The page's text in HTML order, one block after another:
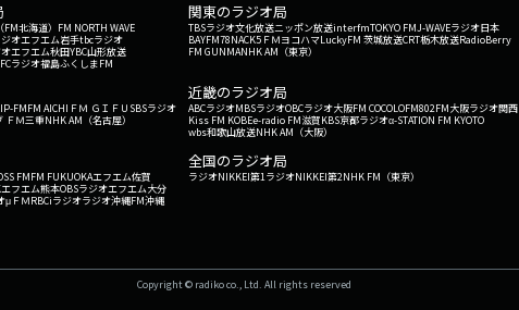
北海道） FM NORTH WAVE
オエフエム岩手tbcラジオ
エフエム秋田YBC山形放送
ラジオ福島ふくしまFM
関東のラジオ局
TBSラジオ文化放送ニッポン放送interfmTOKYO FMJ-WAVEラジオ日本
BAYFM78NACK5 ＦＭヨコハマLuckyFM 茨城放送CRT栃木放送RadioBerry
FM GUNMANHK AM（東京）
FMFM AICHI ＦＭ ＧＩＦＵ SBSラジオ
ＦＭ三重NHK AM（名古屋）
近畿のラジオ局
ABCラジオMBSラジオOBCラジオ大阪FM COCOLOFM802FM大阪ラジオ関西
Kiss FM KOBEe-radio FM滋賀KBS京都ラジオα-STATION FM KYOTO
wbs和歌山放送NHK AM（大阪）
FMFM FUKUOKAエフエム佐賀
フエム熊本OBSラジオエフエム大分
μＦＭRBCiラジオラジオ沖縄FM沖縄
全国のラジオ局
ラジオNIKKEI第1ラジオNIKKEI第2NHK FM（東京）
Copyright © radiko co., Ltd. All rights reserved